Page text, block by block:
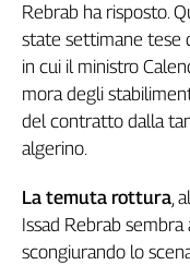
Spi
Inca
Caaf
Speciali
G8
Genova,
il
sangue
Rebrab ha risposto.
state settimane tese
in cui il ministro
mora degli
del contratto dalla
algerino.
La temuta rottura,
Issad Rebrab
scongiurando lo